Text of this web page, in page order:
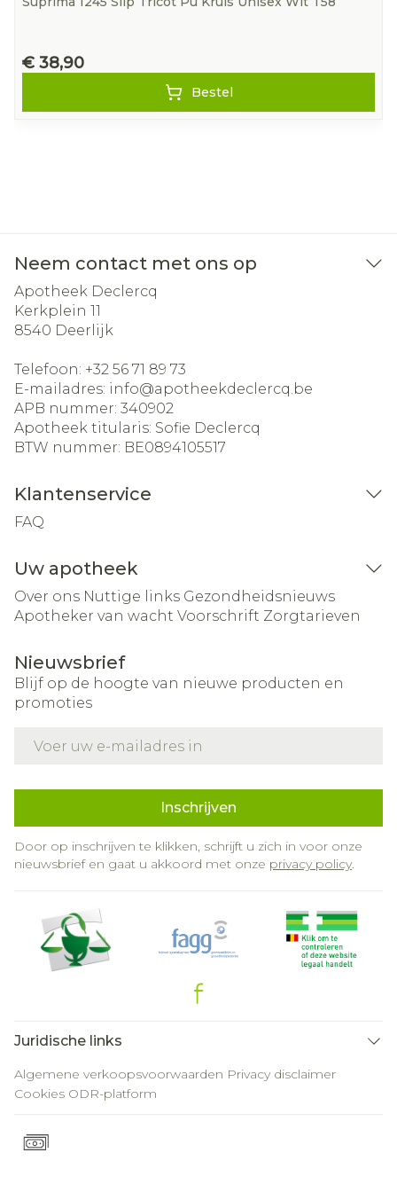
€ 38,90
Bestel
Neem contact met ons op
Apotheek Declercq
Kerkplein 11
8540 Deerlijk
Telefoon: +32 56 71 89 73
E-mailadres: info@apotheekdeclercq.be
APB nummer: 340902
Apotheek titularis: Sofie Declercq
BTW nummer: BE0894105517
Klantenservice
FAQ
Uw apotheek
Over ons Nuttige links Gezondheidsnieuws
Apotheker van wacht Voorschrift Zorgtarieven
Nieuwsbrief
Blijf op de hoogte van nieuwe producten en
promoties
Inschrijven
Door op inschrijven te klikken, schrijft u zich in voor onze
nieuwsbrief en gaat u akkoord met onze privacy policy.
Juridische links
Algemene verkoopsvoorwaarden Privacy disclaimer
Cookies ODR-platform